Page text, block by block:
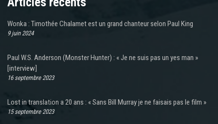
Wonka : Timothée Chalamet est un grand chanteur selon Paul King
9 juin 2024
Paul W.S. Anderson (Monster Hunter) : « Je ne suis pas un yes man »
[interview]
16 septembre 2023
Lost in translation a 20 ans : « Sans Bill Murray je ne faisais pas le film »
15 septembre 2023